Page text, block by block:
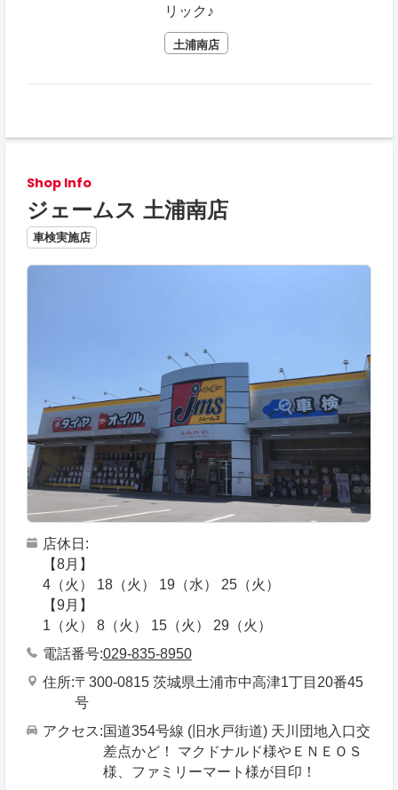
リック♪
土浦南店
Shop Info
ジェームス 土浦南店
車検実施店
店休日
【8月】
4（火） 18（火） 19（水） 25（火）
【9月】
1（火） 8（火） 15（火） 29（火）
電話番号 029-835-8950
住所 〒300-0815 茨城県土浦市中高津1丁目20番45
号
アクセス 国道354号線 (旧水戸街道) 天川団地入口交
差点かど！ マクドナルド様やＥＮＥＯＳ
様、ファミリーマート様が目印！